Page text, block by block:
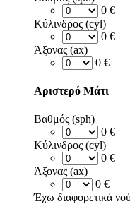
0 €
Κύλινδρος (cyl)
0 €
Άξονας (ax)
0 €
Αριστερό Μάτι
Βαθμός (sph)
0 €
Κύλινδρος (cyl)
0 €
Άξονας (ax)
0 €
Έχω διαφορετικά